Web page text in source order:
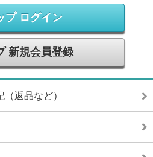
プ ログイン
新規会員登録
返品など）